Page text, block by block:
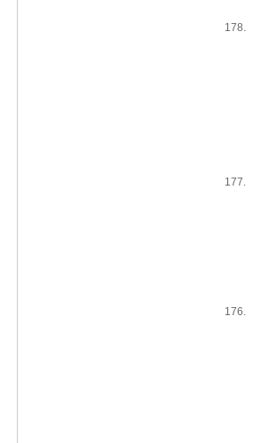
178.
177.
176.